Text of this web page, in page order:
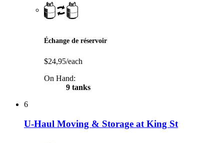
Échange de réservoir
$24,95/each
On Hand:
9 tanks
6
U-Haul Moving & Storage at King St